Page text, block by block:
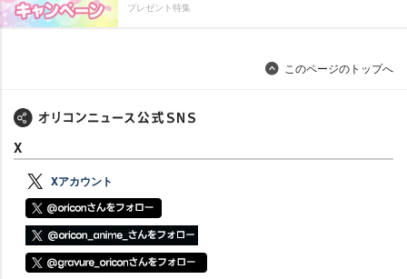
プレゼント特集
このページのトップへ
X
Xアカウント